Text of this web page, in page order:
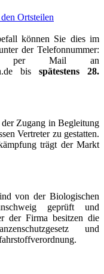
Ortsteilen
können Sie dies im
der Telefonnummer:
per Mail an
bis spätestens 28.
Zugang in Begleitung
Vertreter zu gestatten.
trägt der Markt
von der Biologischen
geprüft und
der Firma besitzen die
und